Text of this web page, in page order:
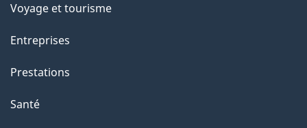
Voyage et tourisme
Entreprises
Prestations
Santé